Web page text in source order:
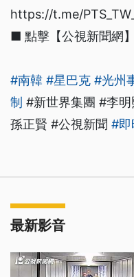
https://t.me/
■ 點擊【公視新聞網
#南韓 #星巴克 #光州
制 #新世界集團 #李明
孫正賢 #公視新聞 #即
最新影音